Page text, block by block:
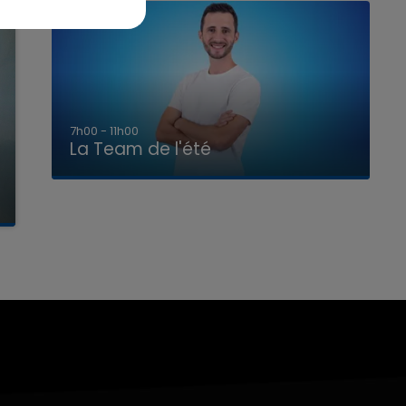
7h00 - 11h00
La Team de l'été